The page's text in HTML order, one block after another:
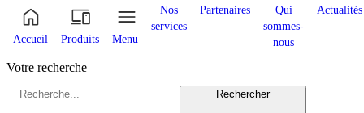
Accueil Produits Menu
Nos
services
Partenaires
Qui
sommes-
nous
Actualités
Votre recherche
Rechercher